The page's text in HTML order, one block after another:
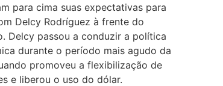
para cima suas expectativas para
Delcy Rodríguez à frente do
Delcy passou a conduzir a política
durante o período mais agudo da
promoveu a flexibilização de
e liberou o uso do dólar.